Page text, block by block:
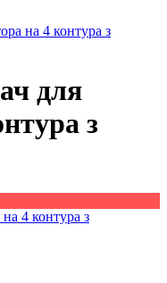
на 4 контура з
для
з